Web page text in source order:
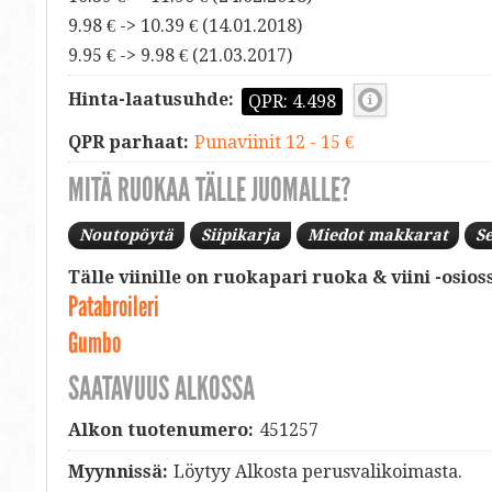
9.98 € -> 10.39 € (14.01.2018)
9.95 € -> 9.98 € (21.03.2017)
Hinta-laatusuhde:
QPR: 4.498
QPR parhaat: Punaviinit 12 - 15 €
MITÄ RUOKAA TÄLLE JUOMALLE?
Noutopöytä Siipikarja Miedot makkarat
Tälle viinille on ruokapari ruoka & viini -
Patabroileri
Gumbo
SAATAVUUS ALKOSSA
Alkon tuotenumero: 451257
Myynnissä: Löytyy Alkosta perusvalikoimasta.